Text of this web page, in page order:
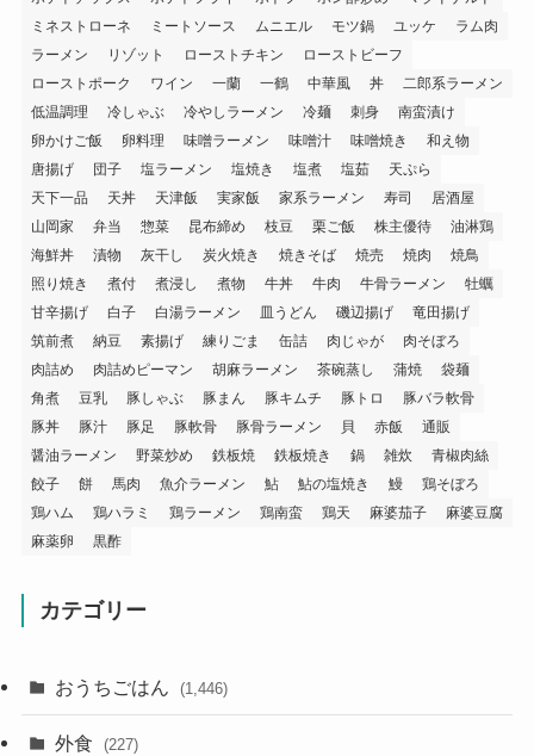
ミネストローネ
ミートソース ムニエル モツ鍋 ユッケ
ラム肉
ラーメン
リゾット ローストチキン
ローストビーフ
ローストポーク
ワイン 一蘭 一鶴 中華風 丼
二郎系ラーメン
低温調理
冷しゃぶ 冷やしラーメン 冷麺 刺身
南蛮漬け
卵かけご飯
卵料理 味噌ラーメン 味噌汁 味噌焼き
和え物
唐揚げ
団子 塩ラーメン 塩焼き 塩煮 塩茹
天ぷら
天下一品
天丼 天津飯 実家飯 家系ラーメン 寿司
居酒屋
山岡家
弁当 惣菜 昆布締め 枝豆 栗ご飯 株主優待
油淋鶏
海鮮丼
漬物 灰干し 炭火焼き 焼きそば 焼売 焼肉
焼鳥
照り焼き
煮付 煮浸し 煮物 牛丼 牛肉 牛骨ラーメン
牡蠣
甘辛揚げ
白子 白湯ラーメン 皿うどん 磯辺揚げ
竜田揚げ
筑前煮
納豆 素揚げ 練りごま 缶詰 肉じゃが
肉そぼろ
肉詰め
肉詰めピーマン 胡麻ラーメン 茶碗蒸し 蒲焼
袋麺
角煮
豆乳 豚しゃぶ 豚まん 豚キムチ 豚トロ
豚バラ軟骨
豚丼
豚汁 豚足 豚軟骨 豚骨ラーメン 貝 赤飯
通販
醤油ラーメン
野菜炒め 鉄板焼 鉄板焼き 鍋 雑炊
青椒肉絲
餃子
餅 馬肉 魚介ラーメン 鮎 鮎の塩焼き 鰻
鶏そぼろ
鶏ハム
鶏ハラミ 鶏ラーメン 鶏南蛮 鶏天 麻婆茄子
麻婆豆腐
麻薬卵
黒酢
カテゴリー
おうちごはん (1,446)
外食 (227)